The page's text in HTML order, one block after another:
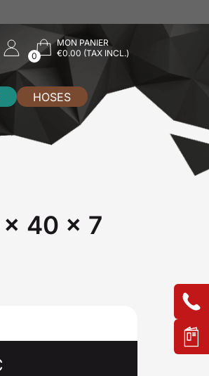
0
MON PANIER
€0.00 (TAX INCL.)
HOSES
x 40 x 7